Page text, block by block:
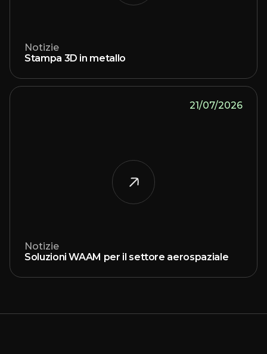
Notizie
Stampa 3D in metallo
21/07/2026
Notizie
Soluzioni WAAM per il settore aerospaziale